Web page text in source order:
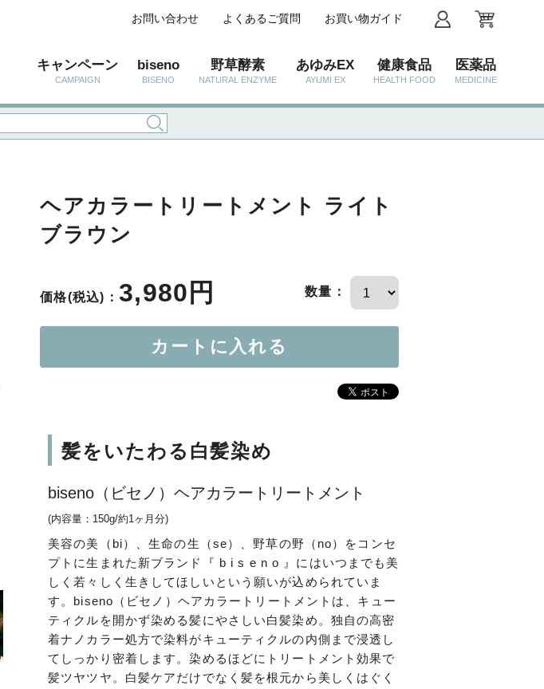
キャンペーン
CAMPAIGN
biseno
BISENO
野草酵素
NATURAL ENZYME
あゆみEX
AYUMI EX
健康食品
HEALTH FOOD
医薬品
MEDICINE
お問い合わせ よくあるご質問 お買い物ガイド
ヘアカラートリートメント ライト
ブラウン
価格(税込)： 3,980円 数量：
髪をいたわる白髪染め
biseno（ビセノ）ヘアカラートリートメント
(内容量：150g/約1ヶ月分)
美容の美（bi）、生命の生（se）、野草の野（no）をコンセ
プトに生まれた新ブランド『 b i s e n o 』にはいつまでも美
しく若々しく生きしてほしいという願いが込められていま
す。biseno（ビセノ）ヘアカラートリートメントは、キュー
ティクルを開かず染める髪にやさしい白髪染め。独自の高密
着ナノカラー処方で染料がキューティクルの内側まで浸透し
てしっかり密着します。染めるほどにトリートメント効果で
髪ツヤツヤ。白髪ケアだけでなく髪を根元から美しくはぐく